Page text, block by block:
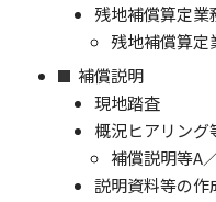
残地補償算定業
残地補償算定
補償説明
現地踏査
概況ヒアリング
補償説明等A
説明資料等の作